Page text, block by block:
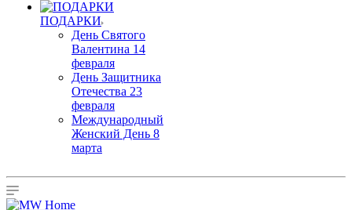
ПОДАРКИ
День Святого
Валентина 14
февраля
День Защитника
Отечества 23
февраля
Международный
Женский День 8
марта